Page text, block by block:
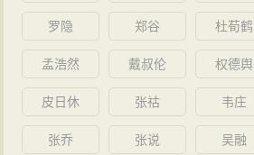
罗隐 郑谷 杜荀鹤
孟浩然 戴叔伦 权德舆
皮日休 张祜 韦庄
张乔 张说 吴融